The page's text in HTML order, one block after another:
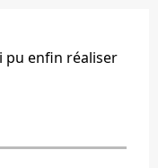
pu enfin réaliser